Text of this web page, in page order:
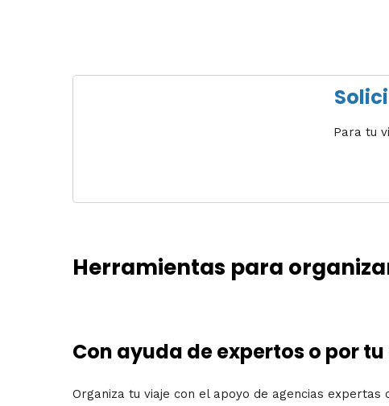
Para tu
Herramientas para
Con ayuda de expertos o por
Organiza tu viaje con el apoyo de agencias expertas